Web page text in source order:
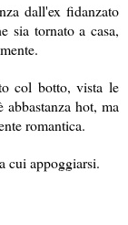
dall'ex fidanzato
sia tornato a casa,
col botto, vista le
hot, ma
romantica.
cui appoggiarsi.